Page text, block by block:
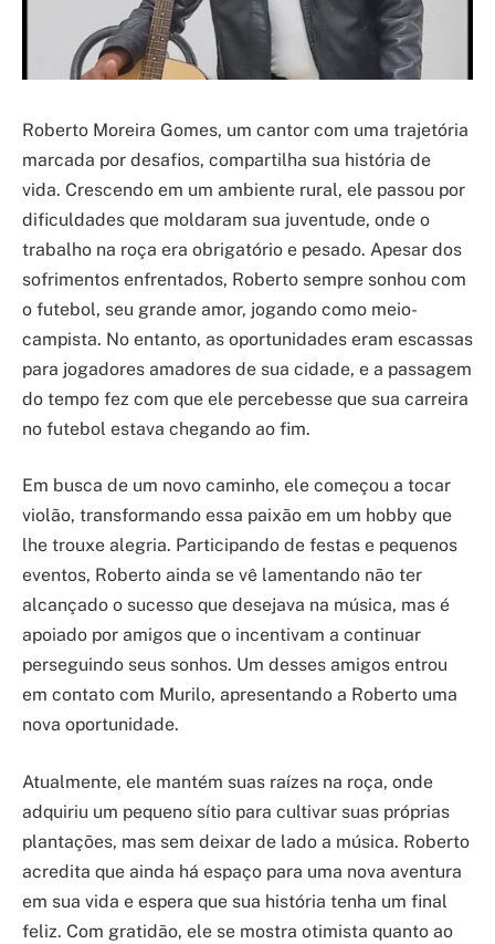
Roberto Moreira Gomes, um cantor com uma trajetória
marcada por desafios, compartilha sua história de
vida. Crescendo em um ambiente rural, ele passou por
dificuldades que moldaram sua juventude, onde o
trabalho na roça era obrigatório e pesado. Apesar dos
sofrimentos enfrentados, Roberto sempre sonhou com
o futebol, seu grande amor, jogando como meio-
campista. No entanto, as oportunidades eram escassas
para jogadores amadores de sua cidade, e a passagem
do tempo fez com que ele percebesse que sua carreira
no futebol estava chegando ao fim.
Em busca de um novo caminho, ele começou a tocar
violão, transformando essa paixão em um hobby que
lhe trouxe alegria. Participando de festas e pequenos
eventos, Roberto ainda se vê lamentando não ter
alcançado o sucesso que desejava na música, mas é
apoiado por amigos que o incentivam a continuar
perseguindo seus sonhos. Um desses amigos entrou
em contato com Murilo, apresentando a Roberto uma
nova oportunidade.
Atualmente, ele mantém suas raízes na roça, onde
adquiriu um pequeno sítio para cultivar suas próprias
plantações, mas sem deixar de lado a música. Roberto
acredita que ainda há espaço para uma nova aventura
em sua vida e espera que sua história tenha um final
feliz. Com gratidão, ele se mostra otimista quanto ao